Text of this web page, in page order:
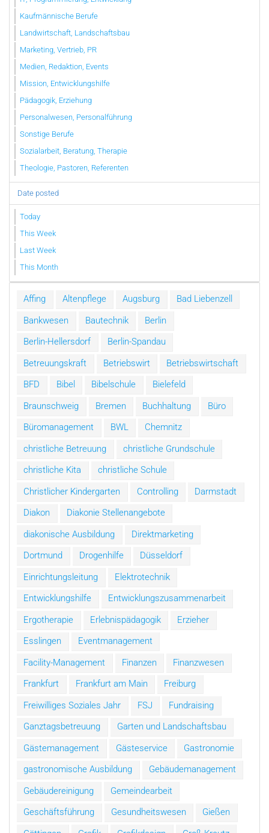
Kaufmännische Berufe
Landwirtschaft, Landschaftsbau
Marketing, Vertrieb, PR
Medien, Redaktion, Events
Mission, Entwicklungshilfe
Pädagogik, Erziehung
Personalwesen, Personalführung
Sonstige Berufe
Sozialarbeit, Beratung, Therapie
Theologie, Pastoren, Referenten
Date posted
Today
This Week
Last Week
This Month
Affing Altenpflege Augsburg
Bad Liebenzell
Bankwesen
Bautechnik
Berlin
Berlin-Hellersdorf
Berlin-Spandau
Betreuungskraft
Betriebswirt
Betriebswirtschaft
BFD
Bibel Bibelschule
Bielefeld
Braunschweig
Bremen Buchhaltung
Büro
Büromanagement
BWL
Chemnitz
christliche Betreuung
christliche Grundschule
christliche Kita
christliche Schule
Christlicher Kindergarten
Controlling
Darmstadt
Diakon
Diakonie Stellenangebote
diakonische Ausbildung
Direktmarketing
Dortmund
Drogenhilfe
Düsseldorf
Einrichtungsleitung
Elektrotechnik
Entwicklungshilfe
Entwicklungszusammenarbeit
Ergotherapie
Erlebnispädagogik
Erzieher
Esslingen
Eventmanagement
Facility-Management
Finanzen
Finanzwesen
Frankfurt
Frankfurt am Main
Freiburg
Freiwilliges Soziales Jahr
FSJ
Fundraising
Ganztagsbetreuung
Garten und Landschaftsbau
Gästemanagement
Gästeservice
Gastronomie
gastronomische Ausbildung
Gebäudemanagement
Gebäudereinigung
Gemeindearbeit
Geschäftsführung
Gesundheitswesen
Gießen